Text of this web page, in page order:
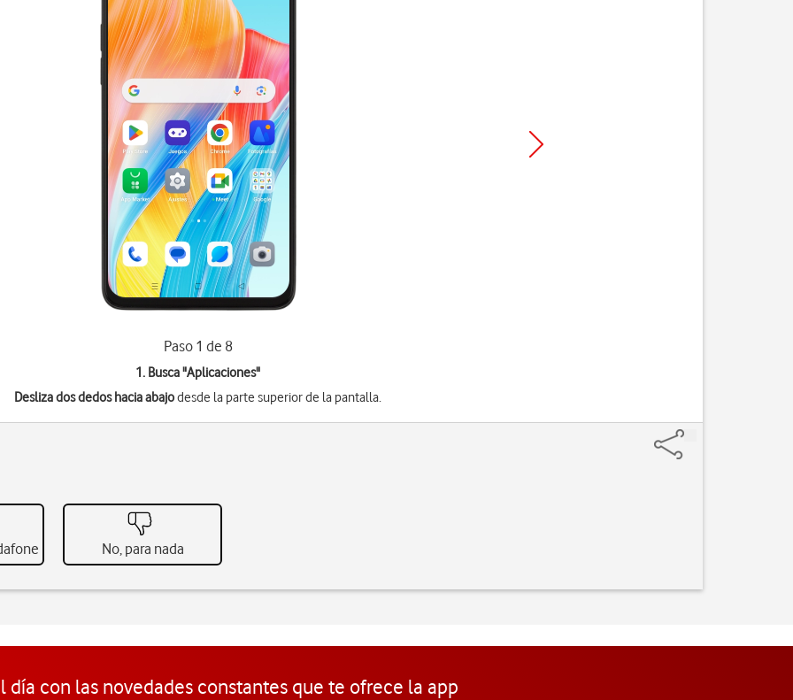
Paso 1 de 8
1. Busca "Aplicaciones"
Desliza dos dedos hacia abajodesde la parte superior de la pantalla.
No, para nada
día con las novedades constantes que te ofrece la app